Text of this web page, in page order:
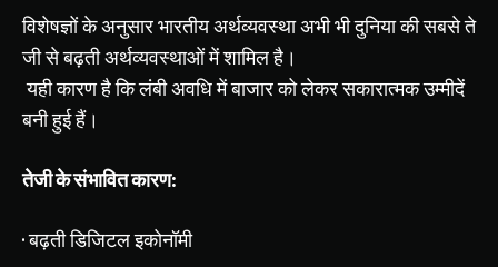
विशेषज्ञोंकेअनुसारभारतीयअर्थव्यवस्थाअभीभीदुनियाकीसबसेते
जीसेबढ़तीअर्थव्यवस्थाओंमेंशामिलहै।
यहीकारणहैकिलंबीअवधिमेंबाजारकोलेकरसकारात्मकउम्मीदें
बनीहुईहैं।
तेजीकेसंभावितकारण:
·बढ़तीडिजिटलइकोनॉमी